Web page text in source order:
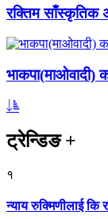
रक्तिम साँस्कृतिक
भाकपा(माओवादी)
ट्रेन्डिङ+
१
न्याय रुक्मिणीलाई कि